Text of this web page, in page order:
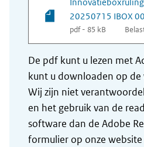
20250715 IBOX
pdf - 85 kB
De pdf kunt u lezen met
kunt u downloaden op de
Wij zijn niet
en het gebruik van de
software dan de Adobe
formulier op onze